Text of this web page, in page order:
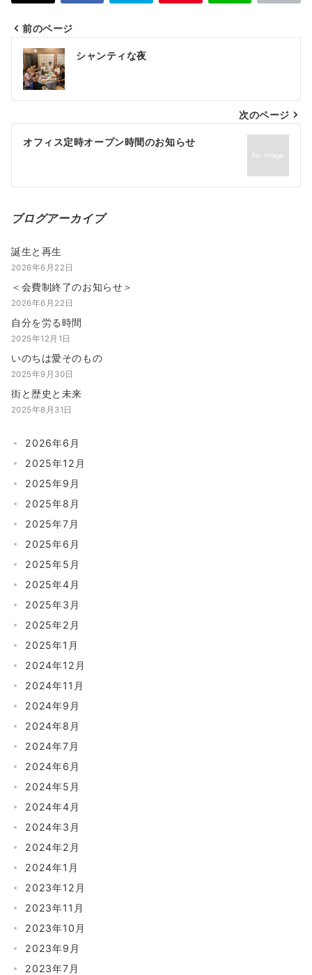
投
稿
ナ
ビ
ゲ
シ
ョ
前のページ
シャンティな夜
次のページ
オフィス定時オープン時間のお知らせ
ブログアーカイブ
誕生と再生
2026年6月22日
＜会費制終了のお知らせ＞
2026年6月22日
自分を労る時間
2025年12月1日
いのちは愛そのもの
2025年9月30日
街と歴史と未来
2025年8月31日
2026年6月
2025年12月
2025年9月
2025年8月
2025年7月
2025年6月
2025年5月
2025年4月
2025年3月
2025年2月
2025年1月
2024年12月
2024年11月
2024年9月
2024年8月
2024年7月
2024年6月
2024年5月
2024年4月
2024年3月
2024年2月
2024年1月
2023年12月
2023年11月
2023年10月
2023年9月
2023年7月